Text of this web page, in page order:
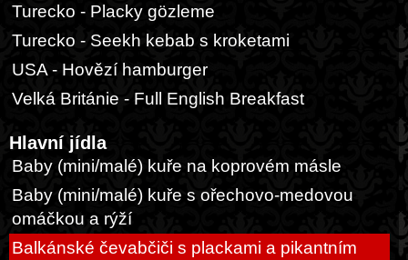
Turecko - Placky gözleme
Turecko - Seekh kebab s kroketami
USA - Hovězí hamburger
Velká Británie - Full English Breakfast
Hlavní jídla
Baby (mini/malé) kuře na koprovém másle
Baby (mini/malé) kuře s ořechovo-medovou
omáčkou a rýží
Balkánské čevabčiči s plackami a pikantním